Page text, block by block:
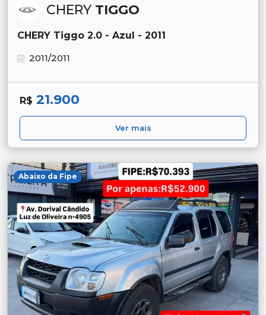
CHERY TIGGO
CHERY Tiggo 2.0 - Azul - 2011
2011/2011
R$ 21.900
Ver mais
Abaixo da Fipe